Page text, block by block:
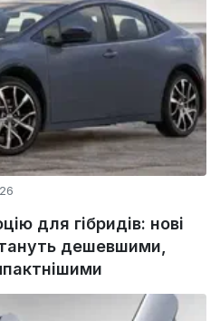
для гібридів: нові
дешевшими,